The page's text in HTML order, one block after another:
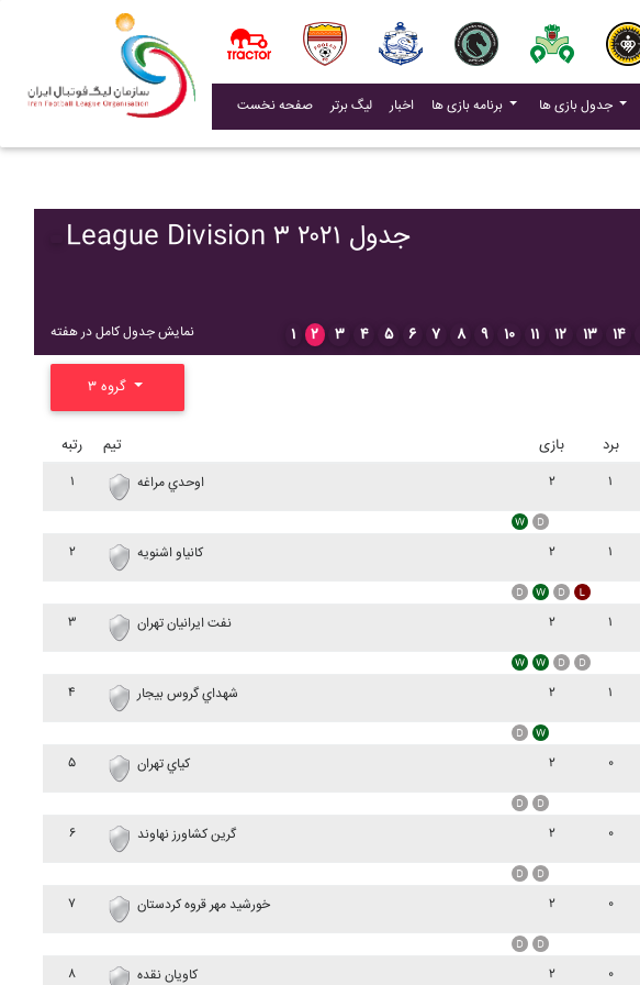
صفحه نخست لیگ برتر اخبار(current) برنامه بازی ها جدول بازی ها
League Division ۳ ۲۰۲۱ جدول
نمایش جدول کامل در هفته ۱ ۲ ۳ ۴ ۵ ۶ ۷ ۸ ۹ ۱۰ ۱۱ ۱۲ ۱۳ ۱۴
رتبه تیم بازی برد
۱ اوحدي مراغه ۲ ۱
۲ کانياو اشنويه ۲ ۱
۳ نفت ايرانيان تهران ۲ ۱
۴ شهداي گروس بيجار ۲ ۱
۵ کياي تهران ۲ ۰
۶ گرين کشاورز نهاوند ۲ ۰
۷ خورشيد مهر قروه کردستان ۲ ۰
۸ کاويان نقده ۲ ۰